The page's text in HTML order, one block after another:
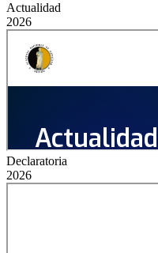
Actualidad
2026
Declaratoria
2026